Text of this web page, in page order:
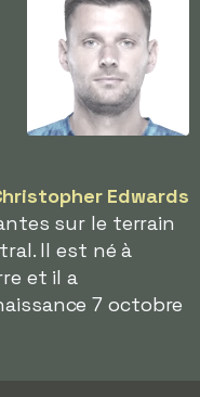
Edwards
sur le terrain
Il est né à
et il a
7 octobre